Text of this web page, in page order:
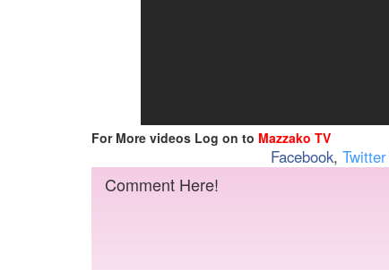
For More videos Log on to Mazzako TV
Facebook, Twitter
Comment Here!